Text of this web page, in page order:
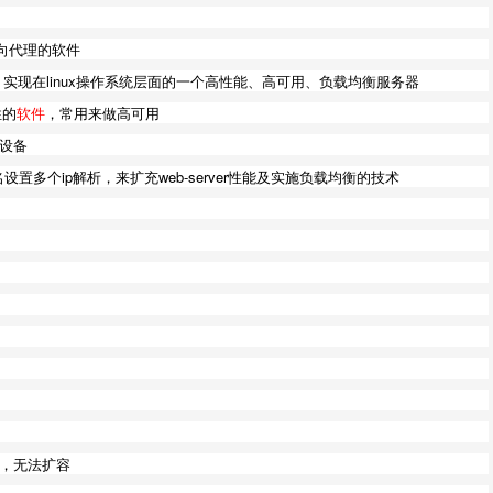
代理的软件
现在linux操作系统层面的一个高性能、高可用、负载均衡服务器
软件 ，常用来做高可用
设备
置多个ip解析，来扩充web-server性能及实施负载均衡的技术
无法扩容